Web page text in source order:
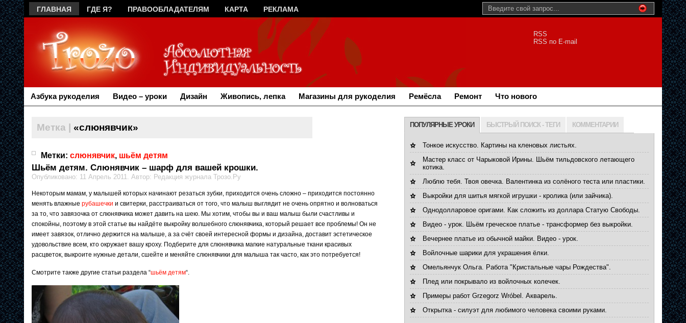
ГЛАВНАЯ ГДЕ Я? ПРАВООБЛАДАТЕЛЯМ КАРТА РЕКЛАМА
RSS
RSS по E-mail
Азбука рукоделия Видео – уроки Дизайн Живопись, лепка Магазины для рукоделия Ремёсла Ремонт Что нового
Метка | «слюнявчик»
Метки: слюнявчик, шьём детям
Шьём детям. Слюнявчик – шарф для вашей крошки.
Опубликовано: 11 Апрель 2011. Автор: Редакция журнала Трозо.Ру
Некоторым мамам, у малышей которых начинают резаться зубки, приходится очень сложно – приходится постоянно
менять влажные рубашечки и свитерки, расстраиваться от того, что малыш выглядит не очень опрятно и волноваться
за то, что завязочка от слюнявчика может давить на шею. Мы хотим, чтобы вы и ваш малыш были счастливы и
спокойны, поэтому в этой статье вы найдёте выкройку волшебного слюнявчика, который решает все проблемы! Он не
имеет завязок, отлично держится на малыше, а за счёт своей интересной формы и дизайна, доставит эстетическое
удовольствие всем, кто окружает вашу кроху. Подберите для слюнявчика магкие натуральные ткани красивых
расцветок, выкроите нужные детали, сшейте и меняйте слюнявчики для малыша так часто, как это потребуется!
Смотрите также другие статьи раздела “шьём детям“.
ПОПУЛЯРНЫЕ УРОКИ БЫСТРЫЙ ПОИСК - ТЕГИ КОММЕНТАРИИ
Тонкое искусство. Картины на кленовых листьях.
Мастер класс от Чарыковой Ирины. Шьём тильдовского летающего
котика.
Люблю тебя. Твоя овечка. Валентинка из солёного теста или пластики.
Выкройки для шитья мягкой игрушки - кролика (или зайчика).
Однодолларовое оригами. Как сложить из доллара Статую Свободы.
Видео - урок. Шьём греческое платье - трансформер без выкройки.
Вечернее платье из обычной майки. Видео - урок.
Войлочные шарики для украшения ёлки.
Омельянчук Ольга. Работа "Кристальные чары Рождества".
Плед или покрывало из войлочных колечек.
Примеры работ Grzegorz Wróbel. Акварель.
Открытка - силуэт для любимого человека своими руками.